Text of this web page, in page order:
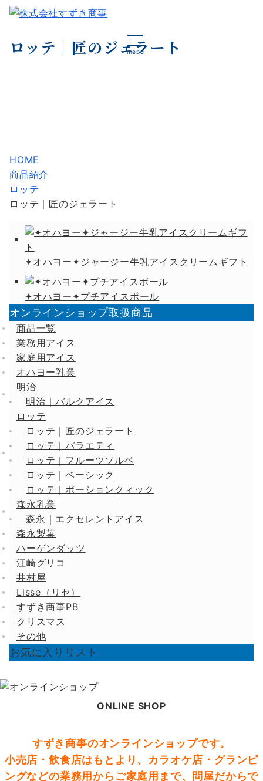
menu
ロッテ｜匠のジェラート
HOME
商品紹介
ロッテ
ロッテ｜匠のジェラート
✦オハヨー✦ジャージー牛乳アイスクリームギフト
✦オハヨー✦プチアイスボール
オンラインショップ取扱商品
商品一覧
業務用アイス
家庭用アイス
オハヨー乳業
明治
明治｜バルクアイス
ロッテ
ロッテ｜匠のジェラート
ロッテ｜バラエティ
ロッテ｜フルーツソルベ
ロッテ｜ベーシック
ロッテ｜ポーションクィック
森永乳業
森永｜エクセレントアイス
森永製菓
ハーゲンダッツ
江崎グリコ
井村屋
Lisse（リセ）
すずき商事PB
クリスマス
その他
お気に入りリスト
ONLINE SHOP
すずき商事のオンラインショップです。
小売店・飲食店はもとより、カラオケ店・グランピ
ングなどの業務用からご家庭用まで、問屋だからで